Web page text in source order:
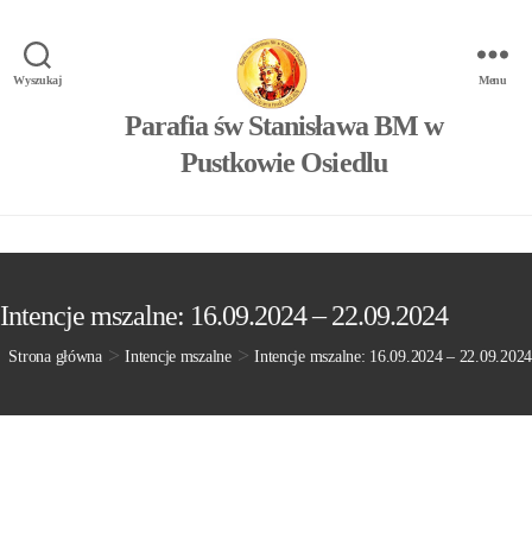
Wyszukaj
Parafia św Stanisława BM w
Pustkowie Osiedlu
Menu
Intencje mszalne: 16.09.2024 – 22.09.2024
Strona główna>Intencje mszalne>Intencje mszalne: 16.09.2024 – 22.09.2024